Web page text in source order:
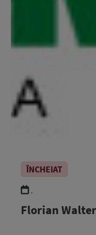
ÎNCHEIAT
.
Florian